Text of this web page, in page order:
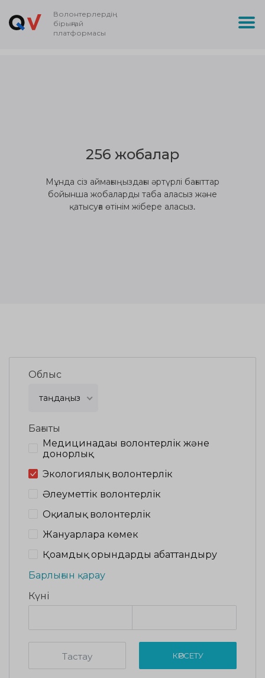
Волонтерлердің
бірыңғай
платформасы
256 жобалар
Мұнда сіз аймағыңыздағы әртүрлі бағыттар
бойынша жобаларды таба аласыз және
қатысуға өтінім жібере аласыз.
Облыс
таңдаңыз
Бағыты
Медицинадағы волонтерлік және
донорлық
Экологиялық волонтерлік
Әлеуметтік волонтерлік
Оқиғалық волонтерлік
Жануарларға көмек
Қоғамдық орындарды абаттандыру
Барлығын қарау
Күні
Тастау КӨРСЕТУ